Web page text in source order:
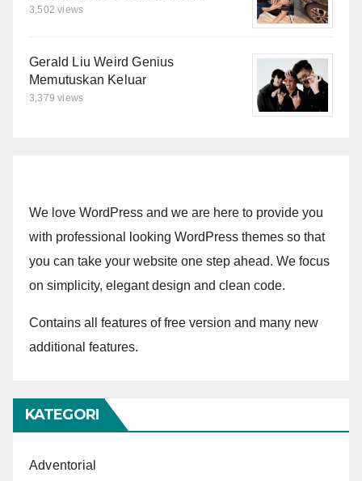
3,502 views
Gerald Liu Weird Genius
Memutuskan Keluar
3,379 views
We love WordPress and we are here to provide you
with professional looking WordPress themes so that
you can take your website one step ahead. We focus
on simplicity, elegant design and clean code.
Contains all features of free version and many new
additional features.
KATEGORI
Adventorial